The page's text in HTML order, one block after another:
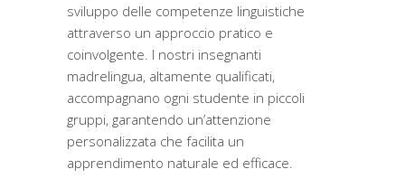
sviluppo delle competenze linguistiche
attraverso un approccio pratico e
coinvolgente. I nostri insegnanti
madrelingua, altamente qualificati,
accompagnano ogni studente in piccoli
gruppi, garantendo un’attenzione
personalizzata che facilita un
apprendimento naturale ed efficace.